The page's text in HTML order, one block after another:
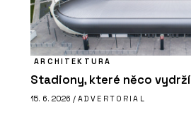
ARCHITEKTURA
Stadiony, které něco vydrží
15. 6. 2026 / ADVERTORIAL